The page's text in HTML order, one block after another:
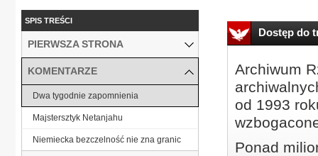
Dostęp do
Archiwum
od 1993
Ponad
SPIS TREŚCI
PIERWSZA STRONA
KOMENTARZE
Dwa tygodnie zapomnienia
Majstersztyk Netanjahu
Niemiecka bezczelność nie zna granic